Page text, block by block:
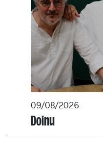
09/08/2026
Doinu